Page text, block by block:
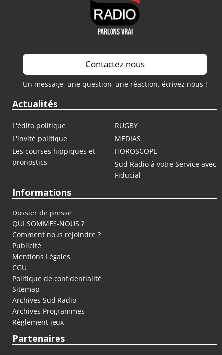
Contactez nous
Un message, une question, une réaction, écrivez nous !
Actualités
L'édito politique
RUGBY
L'invité politique
MEDIAS
Les courses hippiques et
pronostics
HOROSCOPE
Sud Radio à votre Service avec
Fiducial
Informations
Dossier de presse
QUI SOMMES-NOUS ?
Comment nous rejoindre ?
Publicité
Mentions Légales
CGU
Politique de confidentialité
Sitemap
Archives Sud Radio
Archives Programmes
Règlement jeux
Partenaires